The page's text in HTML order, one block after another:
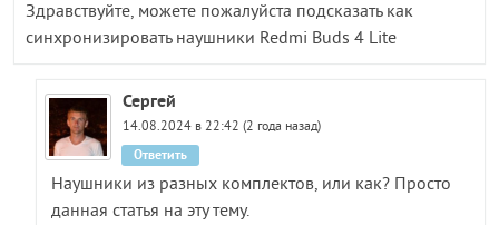
Здравствуйте, можете пожалуйста подсказать как
синхронизировать наушники Redmi Buds 4 Lite
Сергей
14.08.2024 в 22:42 (2 года назад)
Наушники из разных комплектов, или как? Просто
данная статья на эту тему.
Ответить